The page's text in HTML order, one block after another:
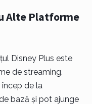
Alte Platforme
Disney Plus este
de streaming.
încep de la
bază și pot ajunge